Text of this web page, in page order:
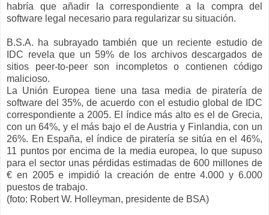
habría que añadir la correspondiente a la compra del
software legal necesario para regularizar su situación.
B.S.A. ha subrayado también que un reciente estudio de
IDC revela que un 59% de los archivos descargados de
sitios peer-to-peer son incompletos o contienen código
malicioso.
La Unión Europea tiene una tasa media de piratería de
software del 35%, de acuerdo con el estudio global de IDC
correspondiente a 2005. El índice más alto es el de Grecia,
con un 64%, y el más bajo el de Austria y Finlandia, con un
26%. En España, el índice de piratería se sitúa en el 46%,
11 puntos por encima de la media europea, lo que supuso
para el sector unas pérdidas estimadas de 600 millones de
€ en 2005 e impidió la creación de entre 4.000 y 6.000
puestos de trabajo.
(foto: Robert W. Holleyman, presidente de BSA)